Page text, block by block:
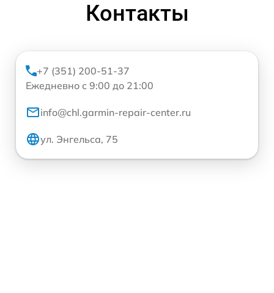
Контакты
+7 (351) 200-51-37
Ежедневно с 9:00 до 21:00
info@chl.garmin-repair-center.ru
ул. Энгельса, 75